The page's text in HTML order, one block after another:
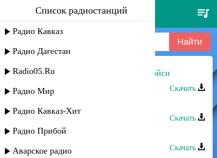
аида мирзабекова -
шадваларин эйси
Список радиостанций
Радио Кавказ
Радио Дагестан
Radio05.Ru
Радио Мир
Радио Кавказ-Хит
Радио Прибой
Аварское радио
Аида Мирзабекова - Шадваларин эйси
Скачать
Скачать
Гатфар группа - Аида
Скачать